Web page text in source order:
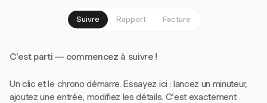
Suivre Rapport Facture
C'est parti — commencez à suivre !
Un clic et le chrono démarre. Essayez ici : lancez un minuteur,
ajoutez une entrée, modifiez les détails. C'est exactement